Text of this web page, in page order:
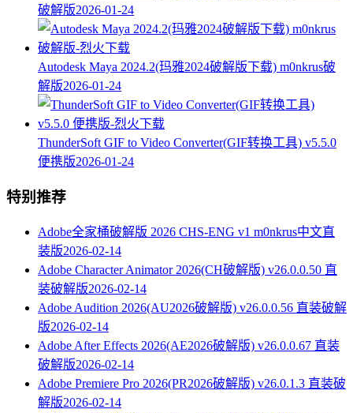
破解版2026-01-24
Autodesk Maya 2024.2(玛雅2024破解版下载) m0nkrus破
解版2026-01-24
ThunderSoft GIF to Video Converter(GIF转换工具) v5.5.0
便携版2026-01-24
特别推荐
Adobe全家桶破解版 2026 CHS-ENG v1 m0nkrus中文直
装版2026-02-14
Adobe Character Animator 2026(CH破解版) v26.0.0.50 直
装破解版2026-02-14
Adobe Audition 2026(AU2026破解版) v26.0.0.56 直装破解
版2026-02-14
Adobe After Effects 2026(AE2026破解版) v26.0.0.67 直装
破解版2026-02-14
Adobe Premiere Pro 2026(PR2026破解版) v26.0.1.3 直装破
解版2026-02-14